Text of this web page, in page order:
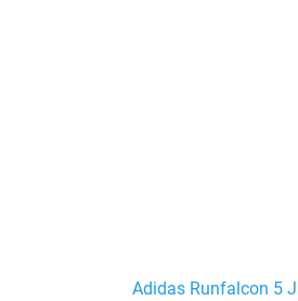
Adidas Runfalcon 5